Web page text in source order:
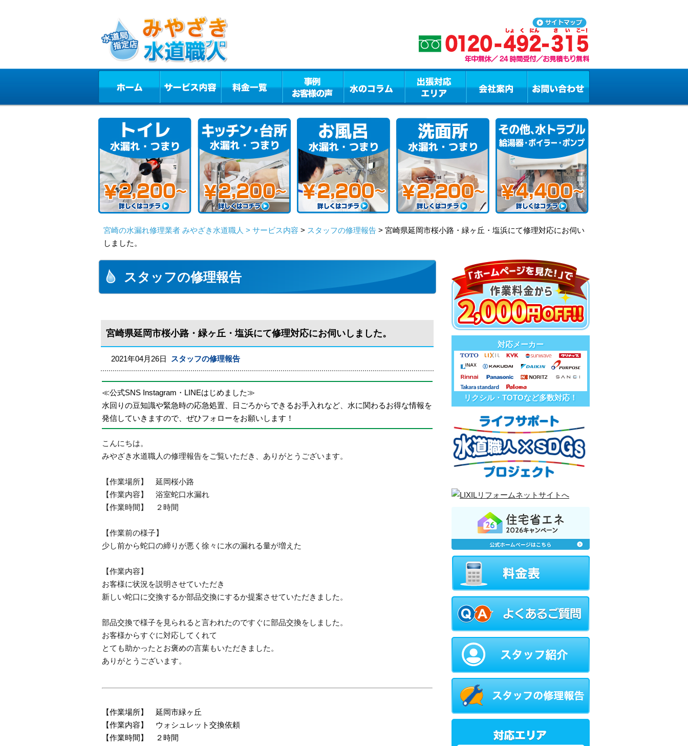
宮崎の水漏れ修理業者 みやざき水道職人 > サービス内容 > スタッフの修理報告 > 宮崎県延岡市桜小路・緑ヶ丘・塩浜にて修理対応にお伺い
しました。
スタッフの修理報告
宮崎県延岡市桜小路・緑ヶ丘・塩浜にて修理対応にお伺いしました。
2021年04月26日 スタッフの修理報告
≪公式SNS Instagram・LINEはじめました≫
水回りの豆知識や緊急時の応急処置、日ごろからできるお手入れなど、水に関わるお得な情報を
発信していきますので、ぜひフォローをお願いします！
こんにちは。
みやざき水道職人の修理報告をご覧いただき、ありがとうございます。
【作業場所】 延岡桜小路
【作業内容】 浴室蛇口水漏れ
【作業時間】 ２時間
【作業前の様子】
少し前から蛇口の締りが悪く徐々に水の漏れる量が増えた
【作業内容】
お客様に状況を説明させていただき
新しい蛇口に交換するか部品交換にするか提案させていただきました。
部品交換で様子を見られると言われたのですぐに部品交換をしました。
お客様からすぐに対応してくれて
とても助かったとお褒めの言葉もいただきました。
ありがとうございます。
【作業場所】 延岡市緑ヶ丘
【作業内容】 ウォシュレット交換依頼
【作業時間】 ２時間
対応メーカー
リクシル・TOTOなど多数対応！